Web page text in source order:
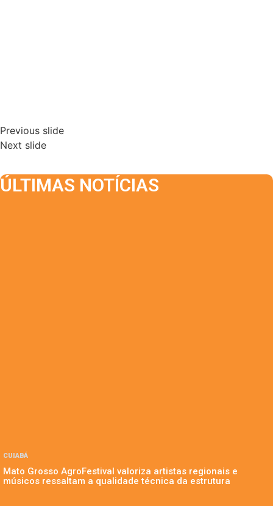
Previous slide
Next slide
ÚLTIMAS NOTÍCIAS
CUIABÁ
Mato Grosso AgroFestival valoriza artistas regionais e
músicos ressaltam a qualidade técnica da estrutura